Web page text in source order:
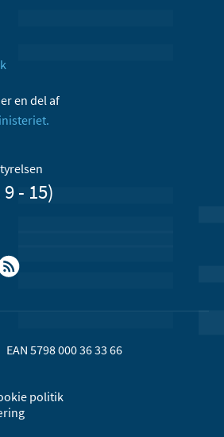
en del af
- 15)
EAN 5798 000 36 33 66
politik